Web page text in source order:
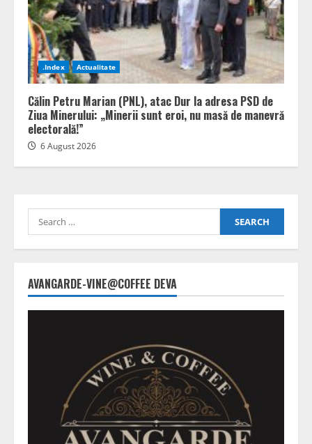
.Index Actualitate
Călin Petru Marian (PNL), atac Dur la adresa PSD de
Ziua Minerului: „Minerii sunt eroi, nu masă de manevră
electorală!”
6 August 2026
Search
for:
AVANGARDE-VINE@COFFEE DEVA